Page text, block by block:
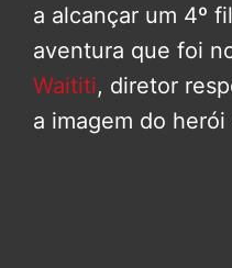
a alcançar um 4º
aventura que foi
Waititi, diretor
a imagem do herói